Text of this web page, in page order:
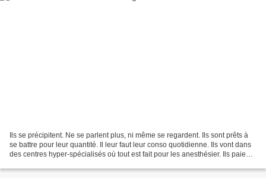
Ils se précipitent. Ne se parlent plus, ni même se regardent. Ils sont prêts à
se battre pour leur quantité. Il leur faut leur conso quotidienne. Ils vont dans
des centres hyper-spécialisés où tout est fait pour les anesthésier. Ils paient